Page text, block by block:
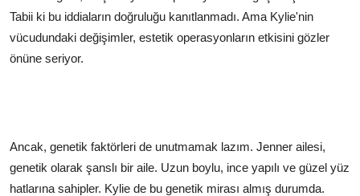
Tabii ki bu iddiaların doğruluğu kanıtlanmadı. Ama Kylie'nin
vücudundaki değişimler, estetik operasyonların etkisini gözler
önüne seriyor.
Ancak, genetik faktörleri de unutmamak lazım. Jenner ailesi,
genetik olarak şanslı bir aile. Uzun boylu, ince yapılı ve güzel yüz
hatlarına sahipler. Kylie de bu genetik mirası almış durumda.